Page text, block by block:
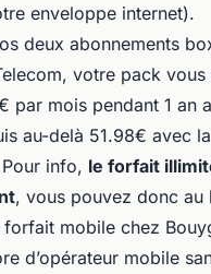
enveloppe internet).
deux abonnements
votre pack vous
par mois pendant 1 an
au-delà 51.98€ avec
info, le forfait
, vous pouvez donc au
mobile chez
d’opérateur mobile